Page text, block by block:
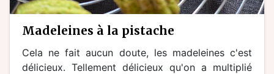
madeleines à la pistache
Cela ne fait aucun doute, les madeleines c'est
délicieux. Tellement délicieux qu'on a multiplié